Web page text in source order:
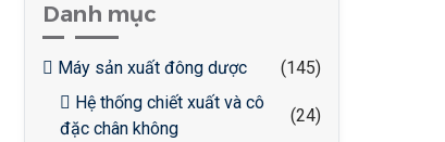
Danh mục
Máy sản xuất đông dược
(145)
Hệ thống chiết xuất và cô
đặc chân không
(24)